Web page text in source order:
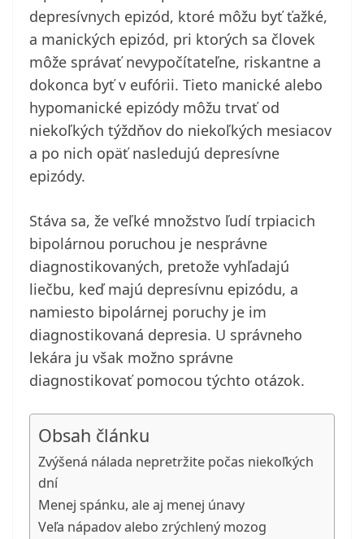
depresívnych epizód, ktoré môžu byť ťažké,
a manických epizód, pri ktorých sa človek
môže správať nevypočítateľne, riskantne a
dokonca byť v eufórii. Tieto manické alebo
hypomanické epizódy môžu trvať od
niekoľkých týždňov do niekoľkých mesiacov
a po nich opäť nasledujú depresívne
epizódy.
Stáva sa, že veľké množstvo ľudí trpiacich
bipolárnou poruchou je nesprávne
diagnostikovaných, pretože vyhľadajú
liečbu, keď majú depresívnu epizódu, a
namiesto bipolárnej poruchy je im
diagnostikovaná depresia. U správneho
lekára ju však možno správne
diagnostikovať pomocou týchto otázok.
Obsah článku
Zvýšená nálada nepretržite počas niekoľkých
dní
Menej spánku, ale aj menej únavy
Veľa nápadov alebo zrýchlený mozog